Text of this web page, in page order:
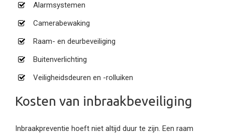
Alarmsystemen
Camerabewaking
Raam- en deurbeveiliging
Buitenverlichting
Veiligheidsdeuren en -rolluiken
Kosten van inbraakbeveiliging
Inbraakpreventie hoeft niet altijd duur te zijn. Een raam